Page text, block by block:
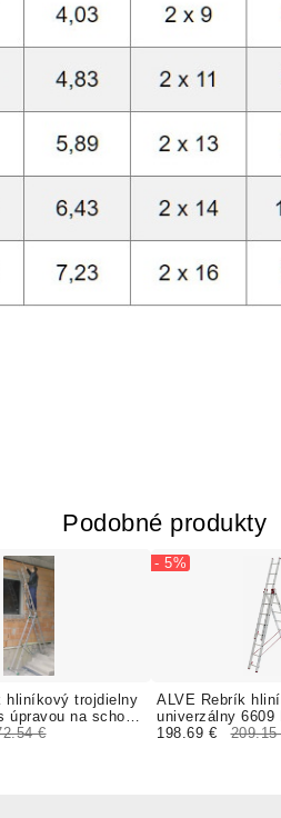
Podobné produkty
hliníkový trojdielny
úpravou na schody
€
ALVE Rebrík
univerzálny 6609
HOBBY
- 5%
198.69 € 209.15